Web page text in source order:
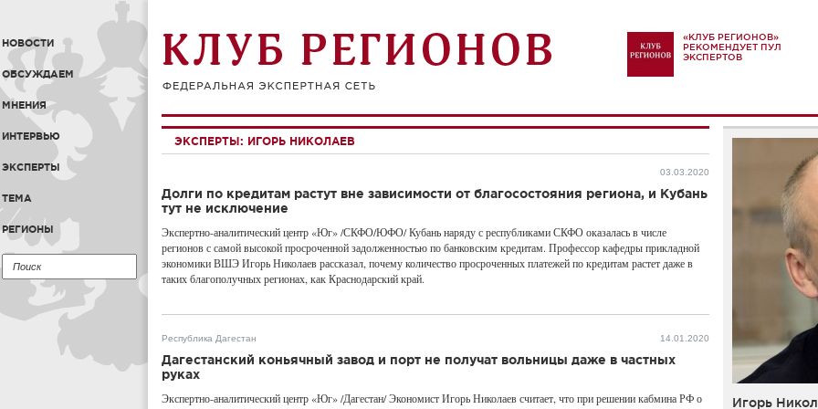
НОВОСТИ
ОБСУЖДАЕМ
МНЕНИЯ
ИНТЕРВЬЮ
ЭКСПЕРТЫ
ТЕМА
РЕГИОНЫ
«КЛУБ РЕГИОНОВ»
РЕКОМЕНДУЕТ ПУЛ
ЭКСПЕРТОВ
ЭКСПЕРТЫ: ИГОРЬ НИКОЛАЕВ
03.03.2020
Долги по кредитам растут вне зависимости от благосостояния региона, и Кубань
тут не исключение
Экспертно-аналитический центр «Юг» /СКФО/ЮФО/ Кубань наряду с республиками СКФО оказалась в числе
регионов с самой высокой просроченной задолженностью по банковским кредитам. Профессор кафедры прикладной
экономики ВШЭ Игорь Николаев рассказал, почему количество просроченных платежей по кредитам растет даже в
таких благополучных регионах, как Краснодарский край.
Республика Дагестан 14.01.2020
Дагестанский коньячный завод и порт не получат вольницы даже в частных
руках
Экспертно-аналитический центр «Юг» /Дагестан/ Экономист Игорь Николаев считает, что при решении кабмина РФ о
Игорь